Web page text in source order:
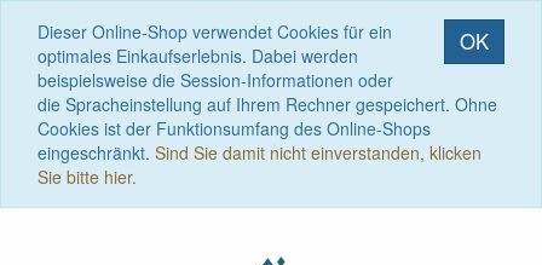
OK
Dieser Online-Shop verwendet Cookies für ein
optimales Einkaufserlebnis. Dabei werden
beispielsweise die Session-Informationen oder
die Spracheinstellung auf Ihrem Rechner gespeichert. Ohne
Cookies ist der Funktionsumfang des Online-Shops
eingeschränkt. Sind Sie damit nicht einverstanden, klicken
Sie bitte hier.